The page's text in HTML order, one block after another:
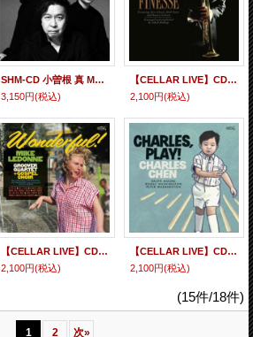
SHM-CD 小曽根 真 MAKOTO OZONE / TRiNFiNiTY
3,150円(税込)
【CELLAR LIVE】CD Jim Rotondi ジム・ロトンディ / Finesse
2,100円(税込)
【CELLAR LIVE】CD Mike LeDonne Groover Quartet with choir マイク・レドンヌ / Wonderful
2,100円(税込)
【CELLAR LIVE】CD Charles Chen チャールス・チェン / Charles, Play!
2,100円(税込)
(15件/18件)
1 2 次»